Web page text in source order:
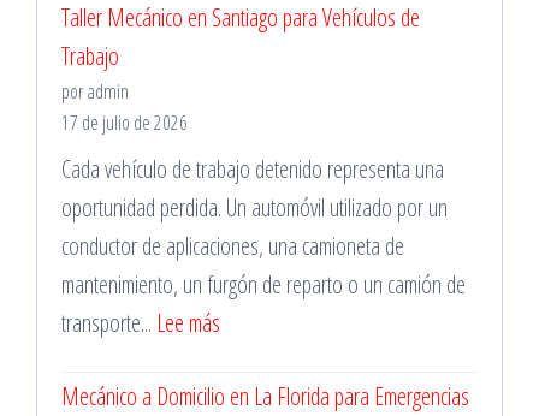
Región
Taller Mecánico en Santiago para Vehículos de
Trabajo
por admin
17 de julio de 2026
Cada vehículo de trabajo detenido representa una
oportunidad perdida. Un automóvil utilizado por un
conductor de aplicaciones, una camioneta de
mantenimiento, un furgón de reparto o un camión de
transporte... Lee más
Mecánico
Mecánico a Domicilio en La Florida para Emergencias